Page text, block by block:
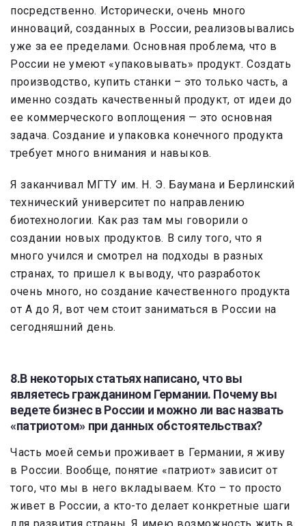
посредственно. Исторически, очень много
инноваций, созданных в России, реализовывались
уже за ее пределами. Основная проблема, что в
России не умеют «упаковывать» продукт. Создать
производство, купить станки – это только часть, а
именно создать качественный продукт, от идеи до
ее коммерческого воплощения — это основная
задача. Создание и упаковка конечного продукта
требует много внимания и навыков.
Я заканчивал МГТУ им. Н. Э. Баумана и Берлинский
технический университет по направлению
биотехнологии. Как раз там мы говорили о
создании новых продуктов. В силу того, что я
много учился и смотрел на подходы в разных
странах, то пришел к выводу, что разработок
очень много, но создание качественного продукта
от А до Я, вот чем стоит заниматься в России на
сегодняшний день.
8.В некоторых статьях написано, что вы
являетесь гражданином Германии. Почему вы
ведете бизнес в России и можно ли вас назвать
«патриотом» при данных обстоятельствах?
Часть моей семьи проживает в Германии, я живу
в России. Вообще, понятие «патриот» зависит от
того, что мы в него вкладываем. Кто – то просто
живет в России, а кто-то делает конкретные шаги